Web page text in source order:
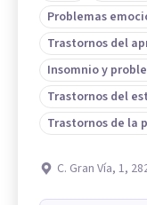
Problemas
Trastornos del
Insomnio y
Trastornos del
Trastornos de la
C. Gran Vía, 1,